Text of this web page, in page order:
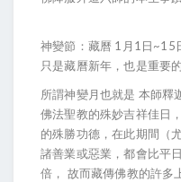
神變節：藏曆 1月1日
只是藏曆新年，也是重要
所謂神變月也就是 本師釋
佛法聖教的殊妙吉祥佳日
的殊勝功德，在此期間（
諸善業或惡業，都會比平
倍， 故而藏傳佛教的許多